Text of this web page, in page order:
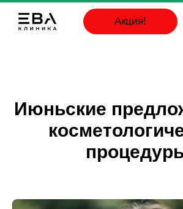
Акция!
Июньские